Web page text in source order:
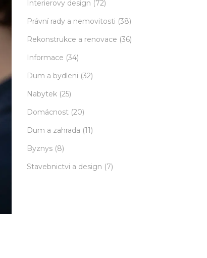
Interierovy design (72)
Právní rady a nemovitosti (38)
Rekonstrukce a renovace (36)
Informace (34)
Dum a bydleni (32)
Nabytek (25)
Domácnost (20)
Dum a zahrada (11)
Byznys (8)
Stavebnictvi a design (7)